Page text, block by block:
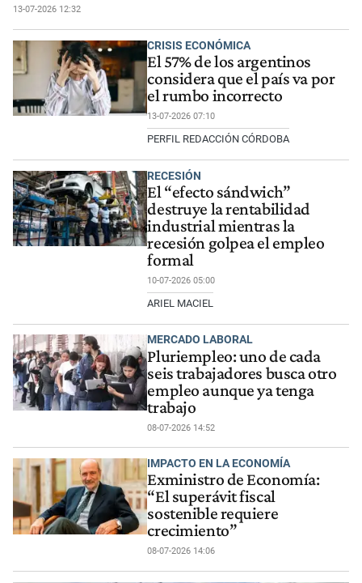
13-07-2026 12:32
CRISIS ECONÓMICA
El 57% de los argentinos
considera que el país va por
el rumbo incorrecto
13-07-2026 07:10
PERFIL REDACCIÓN CÓRDOBA
RECESIÓN
El “efecto sándwich”
destruye la rentabilidad
industrial mientras la
recesión golpea el empleo
formal
10-07-2026 05:00
ARIEL MACIEL
MERCADO LABORAL
Pluriempleo: uno de cada
seis trabajadores busca otro
empleo aunque ya tenga
trabajo
08-07-2026 14:52
IMPACTO EN LA ECONOMÍA
Exministro de Economía:
“El superávit fiscal
sostenible requiere
crecimiento”
08-07-2026 14:06